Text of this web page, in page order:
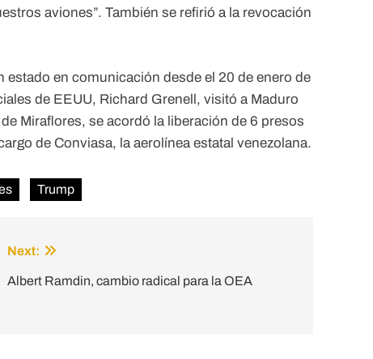
aviones”. También se refirió a la revocación
en comunicación desde el 20 de enero de
de EEUU, Richard Grenell, visitó a Maduro
Miraflores, se acordó la liberación de 6 presos
de Conviasa, la aerolínea estatal venezolana.
Trump
Next:
Albert Ramdin, cambio radical para la OEA